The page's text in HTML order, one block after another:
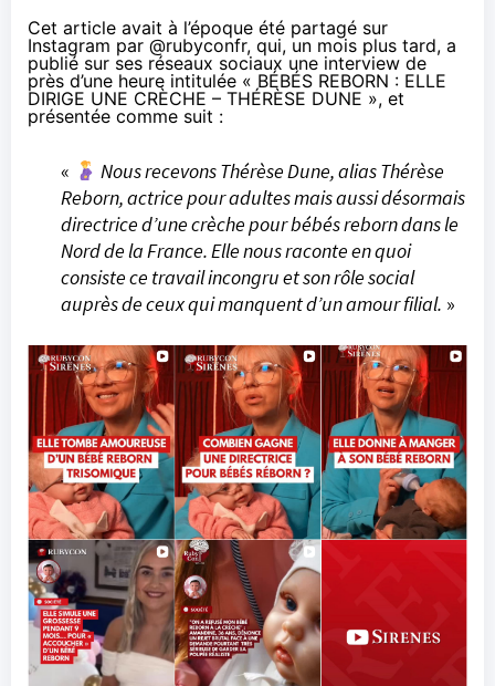
Cet article avait à l’époque été partagé sur
Instagram par @rubyconfr, qui, un mois plus tard, a
publié sur ses réseaux sociauxune interview de
près d’une heure intitulée « BÉBÉS REBORN : ELLE
DIRIGE UNE CRÈCHE – THÉRÈSE DUNE », et
présentée comme suit :
«
Nous recevons Thérèse Dune, alias Thérèse
Reborn, actrice pour adultes mais aussi désormais
directrice d’une crèche pour bébés reborn dans le
Nord de la France. Elle nous raconte en quoi
consiste ce travail incongru et son rôle social
auprès de ceux qui manquent d’un amour filial. »